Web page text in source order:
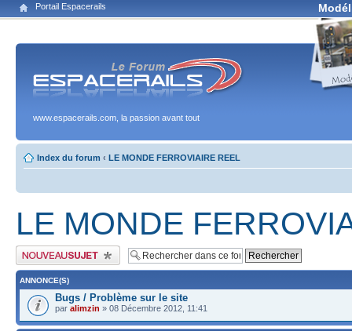
Portail Espacerails
www.espacerails.com, la passion avant tout
Index du forum ‹ LE MONDE FERROVIAIRE REEL
LE MONDE
Publier un nouveau sujet
ANNONCE(S)
Bugs / Problème sur le site
par alimzin » 08 Décembre 2012, 11:41